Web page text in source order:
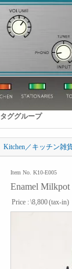
タググループ
Kitchen／キッチン雑
Item No. K10-E005
Enamel
Price :\8,800(tax-in)